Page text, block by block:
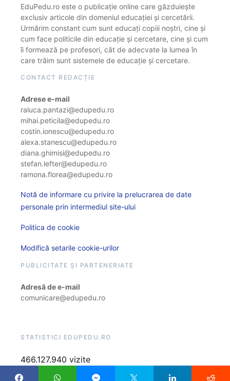
EduPedu.ro este o publicație online care găzduiește
exclusiv articole din domeniul educației și cercetării.
Urmărim constant cum sunt educați copiii noștri, cine și
cum face politicile din educație și cercetare, cine și cum
îi formează pe profesori, cât de adecvate la lumea în
care trăim sunt sistemele de educație și cercetare.
CONTACT REDACȚIE
Adrese e-mail
raluca.pantazi@edupedu.ro
mihai.peticila@edupedu.ro
costin.ionescu@edupedu.ro
alexa.stanescu@edupedu.ro
diana.ghimisi@edupedu.ro
stefan.lefter@edupedu.ro
ramona.florea@edupedu.ro
Notă de informare cu privire la prelucrarea de date
personale prin intermediul site-ului
Politica de cookie
Modifică setarile cookie-urilor
PUBLICITATE ȘI PARTENERIATE
Adresă de e-mail
comunicare@edupedu.ro
STATISTICI EDUPEDU.RO
466.127.940 vizite